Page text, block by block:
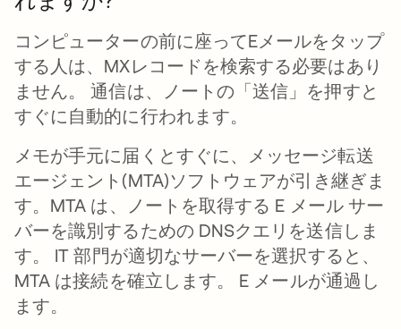
コンピューターの前に座ってEメールをタップ
する人は、MXレコードを検索する必要はあり
ません。 通信は、ノートの「送信」を押すと
すぐに自動的に行われます。
メモが手元に届くとすぐに、メッセージ転送
エージェント(MTA)ソフトウェアが引き継ぎま
す。MTA は、ノートを取得する E メール サー
バーを識別するための DNSクエリを送信しま
す。 IT 部門が適切なサーバーを選択すると、
MTA は接続を確立します。 E メールが通過し
ます。